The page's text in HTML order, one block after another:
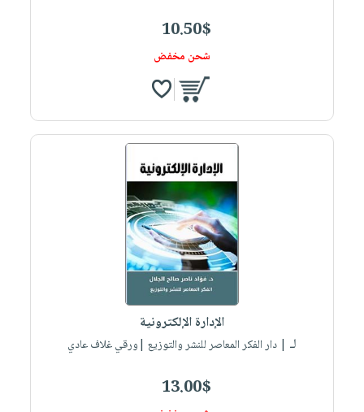
10.50$
شحن مخفض
الإدارة الإلكترونية
لـ | دار الفكر المعاصر للنشر والتوزيع |ورقي غلاف عادي
13.00$